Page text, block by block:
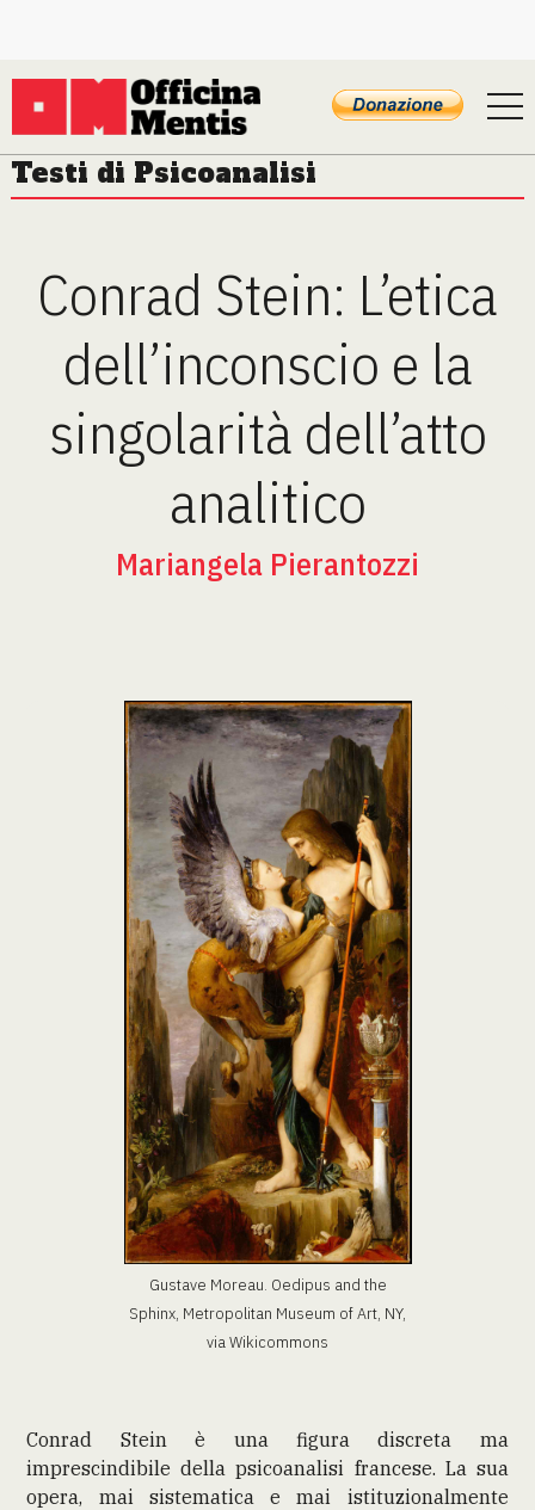
Testi di Psicoanalisi
Conrad Stein: L’etica
dell’inconscio e la
singolarità dell’atto
analitico
Mariangela Pierantozzi
Gustave Moreau. Oedipus and the
Sphinx, Metropolitan Museum of Art, NY,
via Wikicommons
Conrad Stein è una figura discreta ma
imprescindibile della psicoanalisi francese. La sua
opera, mai sistematica e mai istituzionalmente